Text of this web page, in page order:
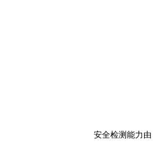
安全检测能力由